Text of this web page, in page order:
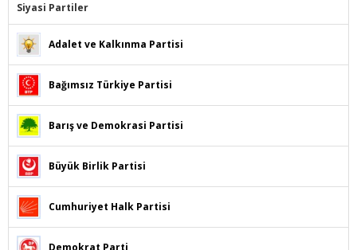
Siyasi Partiler
Adalet ve Kalkınma Partisi
Bağımsız Türkiye Partisi
Barış ve Demokrasi Partisi
Büyük Birlik Partisi
Cumhuriyet Halk Partisi
Demokrat Parti